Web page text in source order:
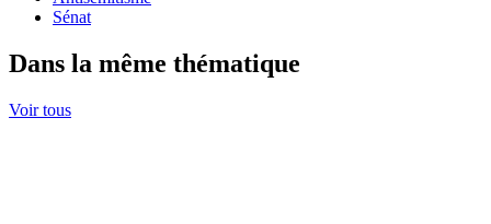
Sénat
Dans la même thématique
Voir tous